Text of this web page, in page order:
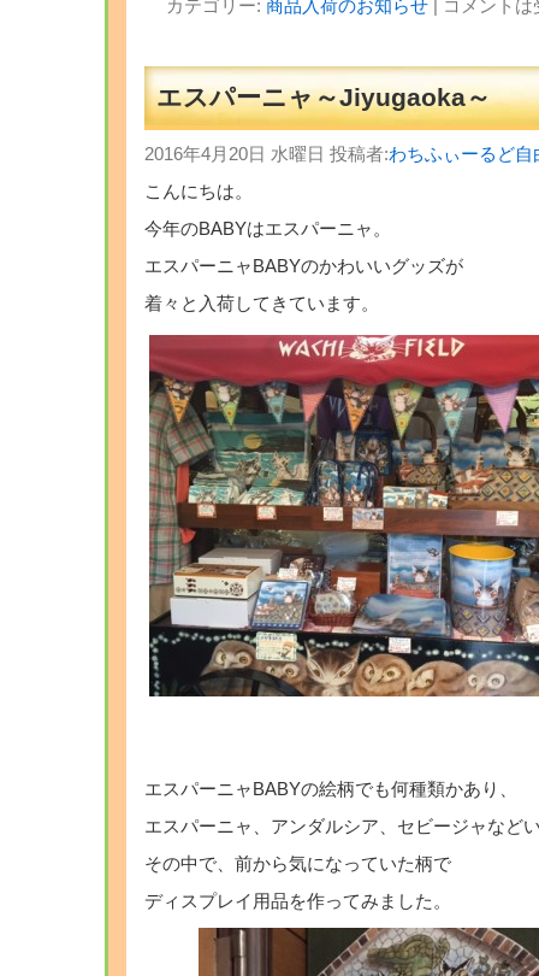
カテゴリー: 商品入荷のお知らせ| コメント
エスパーニャ～Jiyugaoka～
2016年4月20日 水曜日 投稿者:わちふぃーるど自
こんにちは。
今年のBABYはエスパーニャ。
エスパーニャBABYのかわいいグッズが
着々と入荷してきています。
エスパーニャBABYの絵柄でも何種類かあり、
エスパーニャ、アンダルシア、セビージャなど
その中で、前から気になっていた柄で
ディスプレイ用品を作ってみました。